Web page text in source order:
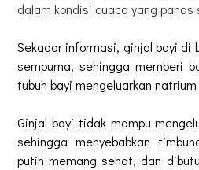
dalam kondisi cuaca yang panas
Sekadar informasi, ginjal bayi di
sempurna, sehingga memberi
tubuh bayi mengeluarkan
Ginjal bayi tidak mampu
sehingga menyebabkan
putih memang sehat, dan